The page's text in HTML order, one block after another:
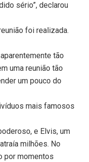
sério”, declarou
foi realizada.
tão
uma reunião tão
um pouco do
mais famosos
e Elvis, um
milhões. No
por momentos